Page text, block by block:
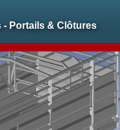
- Portails & Clôtures